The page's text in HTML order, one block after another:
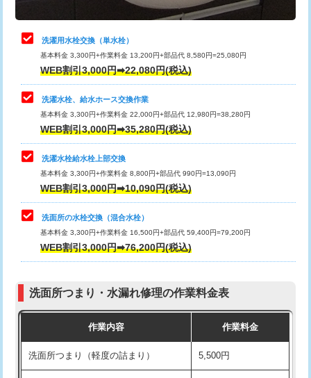
管・ポリ管・HT管使用/3ｍまで)
給水管工事※（ライニング鋼管・銅
管・ポリ管・HT管使用/3ｍ超え)
排水管工事（土の掘削・埋め戻し作
業）
排水管工事（排水管工事/3ｍまで） 55,000円
排水管工事（追加 排水管工事/3ｍ超
え）
マス交換（土の掘削・埋め戻し作業）
マス交換（深さ50㎝未満）
マス交換（深さ50㎝以上）
モルタル補修（厚さ10㎝まで） 27,500円
モルタル補修（厚さ10㎝超え） 38,500円
止水・漏水調査・防水処理・清掃・修
理・調整・分解・加工など（中作業）
22,000円
止水・漏水調査・防水処理・清掃・修
理・調整・分解・加工など（重作業）
33,000円
キッチンタンク脱着
その他部品の脱着
交換・取付（タンク）
交換・取付(単水栓（壁付・デッキ
式）)
交換・取付(混合水栓（壁付・デッキ
式・ワンホール）)
16,500円+材料費
（P/S/ポップアップ））
交換・取付（その他部品） 11,000円+材料費
持込商品取付（単水栓） 13,200円
持込商品取付（混合水栓） 16,500円
洗濯用水栓交換（単水栓）
基本料金 3,300円+作業料金 13,200円+部品代 8,580円=25,080円
WEB割引3,000円➡22,080円(税込)
洗濯水栓、給水ホース交換作業
基本料金 3,300円+作業料金 22,000円+部品代 12,980円=38,280円
WEB割引3,000円➡35,280円(税込)
洗濯水栓給水栓上部交換
基本料金 3,300円+作業料金 8,800円+部品代 990円=13,090円
WEB割引3,000円➡10,090円(税込)
洗面所の水栓交換（混合水栓）
基本料金 3,300円+作業料金 16,500円+部品代 59,400円=79,200円
WEB割引3,000円➡76,200円(税込)
洗面所つまり・水漏れ修理の作業料金表
作業内容 作業料金
洗面所つまり（軽度の詰まり） 5,500円